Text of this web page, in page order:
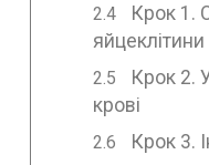
Крок 1.
яйцеклітини
Крок 2.
крові
Крок 3.